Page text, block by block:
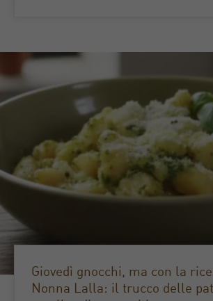
Giovedì gnocchi, ma con la
Nonna Lalla: il trucco delle